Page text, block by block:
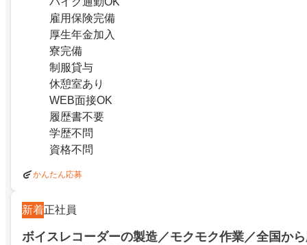
雇用保険完備
厚生年金加入
寮完備
制服貸与
休憩室あり
WEB面接OK
履歴書不要
学歴不問
資格不問
かんたん応募
新着正社員
ボイスレコーダーの製造／モクモク作業／全国か